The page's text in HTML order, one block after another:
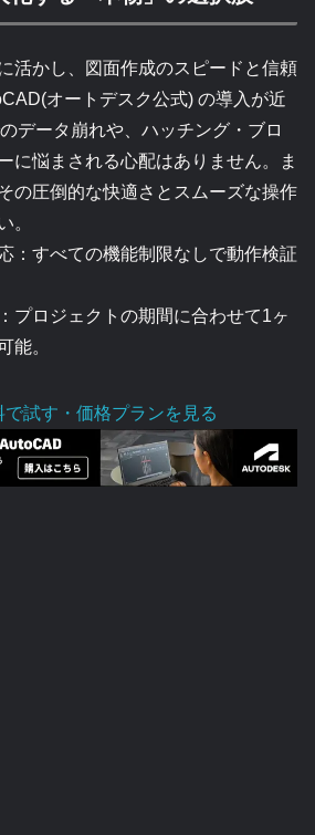
活かし、図面作成のスピードと信頼
オートデスク公式) の導入が近
データ崩れや、ハッチング・ブロ
に悩まされる心配はありません。ま
の圧倒的な快適さとスムーズな操作
。
：すべての機能制限なしで動作検証
プロジェクトの期間に合わせて1ヶ
能。
試す・価格プランを見る